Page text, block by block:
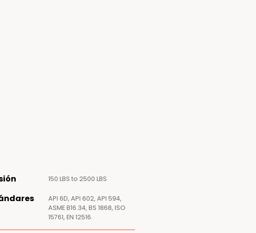
150 LBS to 2500 LBS
API 6D, API 602, API 594,
ASME B16.34, BS 1868, ISO
15761, EN 12516.